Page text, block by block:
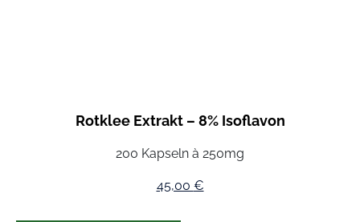
Rotklee Extrakt – 8% Isoflavon
200 Kapseln à 250mg
45,00 €